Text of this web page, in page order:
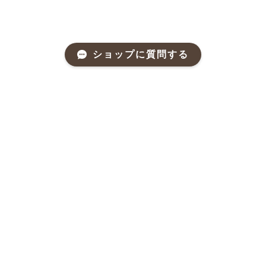
ショップに質問する